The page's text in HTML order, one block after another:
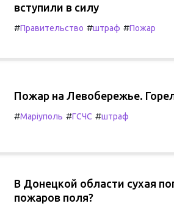
вступили в силу
#Правительство #штраф #Пожар
Пожар на Левобережье.
#Маріуполь #ГСЧС #штраф
В Донецкой области сухая
пожаров поля?